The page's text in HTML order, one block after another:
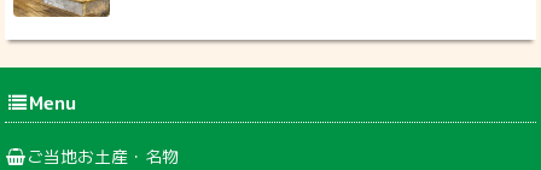
Menu
ご当地お土産・名物